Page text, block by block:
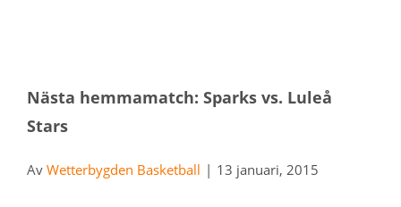
Nästa hemmamatch: Sparks vs. Luleå
Stars
Av Wetterbygden Basketball | 13 januari, 2015